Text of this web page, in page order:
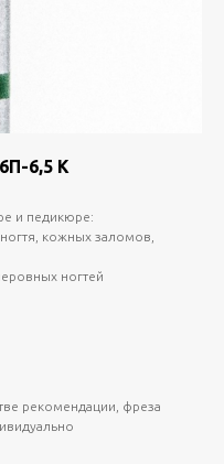
6,5 К
и педикюре:
кожных заломов,
ногтей
рекомендации, фреза